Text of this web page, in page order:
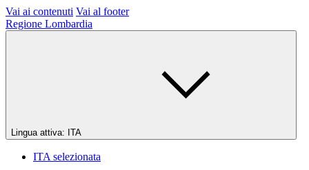
Vai ai contenuti Vai al footer
Regione Lombardia
Lingua attiva: ITA
ITA selezionata